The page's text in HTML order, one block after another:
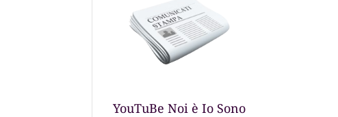
YouTuBe Noi è Io Sono